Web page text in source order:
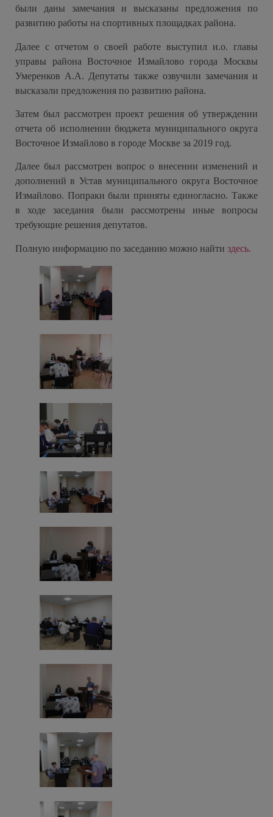
были даны замечания и высказаны предложения по
развитию работы на спортивных площадках района.
Далее с отчетом о своей работе выступил и.о. главы
управы района Восточное Измайлово города Москвы
Умеренков А.А. Депутаты также озвучили замечания и
высказали предложения по развитию района.
Затем был рассмотрен проект решения об утверждении
отчета об исполнении бюджета муниципального округа
Восточное Измайлово в городе Москве за 2019 год.
Далее был рассмотрен вопрос о внесении изменений и
дополнений в Устав муниципального округа Восточное
Измайлово. Попраки были приняты единогласно. Также
в ходе заседания были рассмотрены иные вопросы
требующие решения депутатов.
Полную информацию по заседанию можно найти здесь.